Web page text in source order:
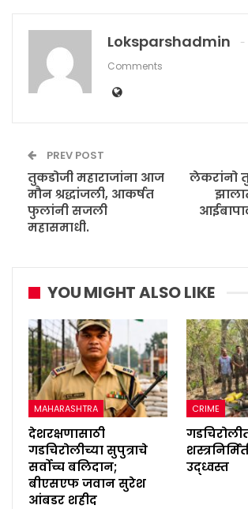
Loksparshadmin
Comments
PREV POST
तुकडोजी महाराजांना आज
मौन श्रद्धांजली, आकर्षत
फुलांनी सजली
महासमाधी.
लेकरांनो
YOU MIGHT ALSO LIKE
MAHARASHTRA
देशरक्षणासाठी
गडचिरोलीच्या सुपुत्राचे
सर्वोच्च बलिदान;
बीएसएफ जवान सुरेश
आंबडर शहीद
CRIME
उद्ध्वस्त